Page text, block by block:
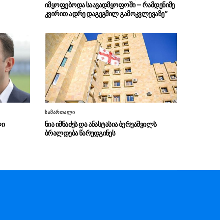
06.08 - 17:31
“თანმიმდევრული
ფუნდამენტურად მნიშვნელოვანია ჩვენი
ქვეყნის სატრანსპორტო ქსელის
განვითარებისთვის“
06.08 - 17:16“განსაკუთრებულ ყურადღებას
ვუთმობთ საქართველოს რკინიგზის
განვითარებას”
06.08 - 17:13
“ჩვენს ქვეყანაში ჩამოსულ
სტუმრებს შეეძლებათ, თბილისიდან ბათუმში
და ბათუმიდან ჩვენს დედაქალაქში 4 საათში
06.08 - 16:33ირაკლი კობახიძე – სათანადო
იმყოფებოდა საავადმყოფოში – რამდენიმე
კვირით ადრე დაგეგმილ გამოკვლევაზე”
სამართალი
ნია იმნაძეს და ანასტასია ბერუაშვილს
ბრალდება წარუდგინეს